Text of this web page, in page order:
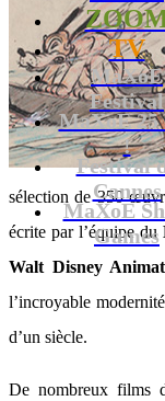
TV
MaXoE
Festival
MaXoE 25
!
Festival
Cannes
MaXoE
Games
sélection de 350
écrite par l’équipe du
Walt Disney
l’incroyable
d’un siècle.
De nombreux films